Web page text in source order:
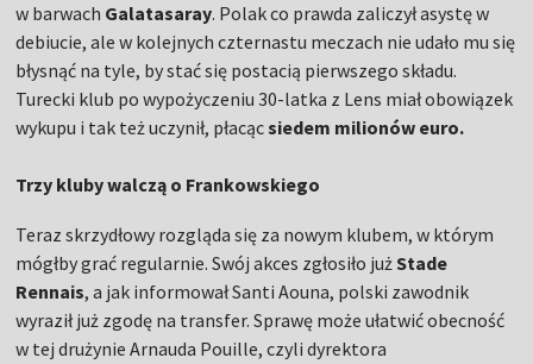
w barwach Galatasaray. Polak co prawda zaliczył asystę w
debiucie, ale w kolejnych czternastu meczach nie udało mu się
błysnąć na tyle, by stać się postacią pierwszego składu.
Turecki klub po wypożyczeniu 30-latka z Lens miał obowiązek
wykupu i tak też uczynił, płacącsiedem milionów euro.
Trzy kluby walczą o Frankowskiego
Teraz skrzydłowy rozgląda się za nowym klubem, w którym
mógłby grać regularnie. Swój akces zgłosiło jużStade
Rennais, a jak informował Santi Aouna, polski zawodnik
wyraził już zgodę na transfer. Sprawę może ułatwić obecność
w tej drużynie Arnauda Pouille, czyli dyrektora